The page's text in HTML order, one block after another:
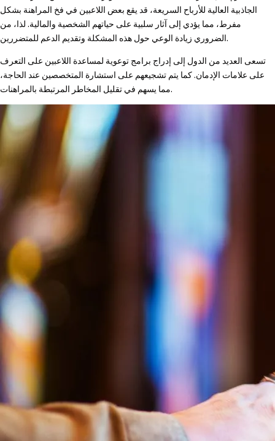
الجاذبية العالية للأرباح السريعة، قد يقع بعض اللاعبين في فخ المراهنة بشكل
مفرط، مما يؤدي إلى آثار سلبية على حياتهم الشخصية والمالية. لذا، من
الضروري زيادة الوعي حول هذه المشكلة وتقديم الدعم للمتضررين.
تسعى العديد من الدول إلى إدراج برامج توعوية لمساعدة اللاعبين على التعرف
على علامات الإدمان. كما يتم تشجيعهم على استشارة المتخصصين عند الحاجة،
مما يسهم في تقليل المخاطر المرتبطة بالمراهنات.